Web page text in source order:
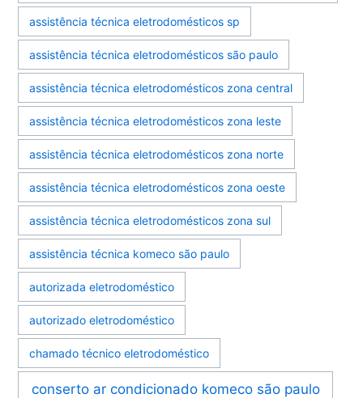
assistência técnica eletrodomésticos sp
assistência técnica eletrodomésticos são paulo
assistência técnica eletrodomésticos zona central
assistência técnica eletrodomésticos zona leste
assistência técnica eletrodomésticos zona norte
assistência técnica eletrodomésticos zona oeste
assistência técnica eletrodomésticos zona sul
assistência técnica komeco são paulo
autorizada eletrodoméstico
autorizado eletrodoméstico
chamado técnico eletrodoméstico
conserto ar condicionado komeco são paulo